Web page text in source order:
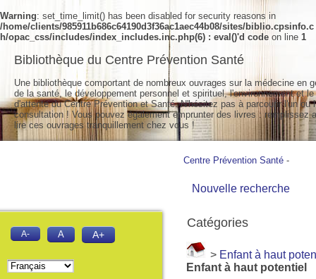
Warning: set_time_limit() has been disabled for security reasons in
/home/clients/985911b686c64190d3f36ac1aec44b08/sites/biblio.cpsinfo.c
h/opac_css/includes/index_includes.inc.php(6) : eval()'d code on line 1
Centre Prévention Santé -
Nouvelle recherche
Catégories
> Enfant à haut
Enfant à haut potentiel
Bibliothèque du Centre Prévention Santé
Une bibliothèque comportant de nombreux ouvrages sur la médecine en
de la santé, le développement personnel et spirituel, l'environnement et
d'attente du Centre Prévention et Santé. N'hésitez pas à parcourir l'un
consultation ! Vous pouvez également emprunter des livres : remplissez
lire ces ouvrages tranquillement chez vous !
A- A A+